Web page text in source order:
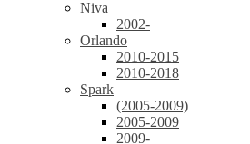
Niva
2002-
Orlando
2010-2015
2010-2018
Spark
(2005-2009)
2005-2009
2009-